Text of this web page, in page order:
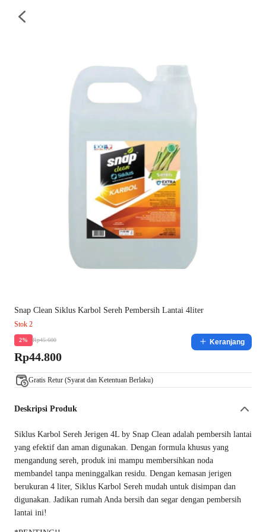
Snap Clean Siklus Karbol Sereh Pembersih Lantai 4liter
Stok 2
2% Rp45.600
Rp44.800
Keranjang
Gratis Retur (Syarat dan Ketentuan Berlaku)
Deskripsi Produk
Siklus Karbol Sereh Jerigen 4L by Snap Clean adalah pembersih lantai
yang efektif dan aman digunakan. Dengan formula khusus yang
mengandung sereh, produk ini mampu membersihkan noda
membandel tanpa meninggalkan residu. Dengan kemasan jerigen
berukuran 4 liter, Siklus Karbol Sereh mudah untuk disimpan dan
digunakan. Jadikan rumah Anda bersih dan segar dengan pembersih
lantai ini!